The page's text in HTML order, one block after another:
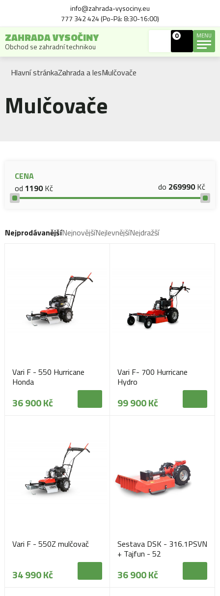
info@zahrada-vysociny.eu
777 342 424 (Po-Pá: 8:30-16:00)
ZAHRADA VYSOČINY
Obchod se zahradní technikou
0 MENU
Hlavní stránkaZahrada a lesMulčovače
Mulčovače
CENA
od 1190Kč do 269990Kč
NejprodávanějšíNejnovějšíNejlevnějšíNejdražší
Vari F - 550 Hurricane
Honda
36 900 Kč
Vari F- 700 Hurricane
Hydro
99 900 Kč
Vari F - 550Z mulčovač
34 990 Kč
Sestava DSK - 316.1PSVN
+ Tajfun - 52
36 900 Kč